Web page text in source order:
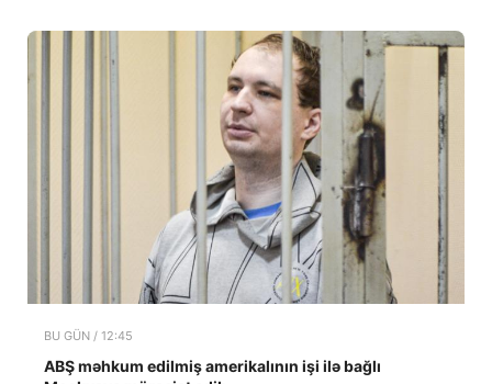
BU GÜN / 12:45
ABŞ məhkum edilmiş amerikalının işi ilə bağlı